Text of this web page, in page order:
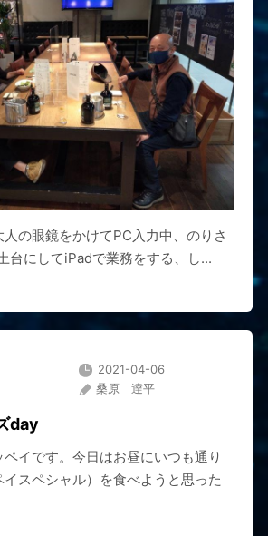
の眼鏡をかけてPC入力中、のりさ
台にしてiPadで業務をする、し...
2021-04-06
桑原 逹平
day
イです。今日はお昼にいつも通り
スペシャル）を食べようと思った